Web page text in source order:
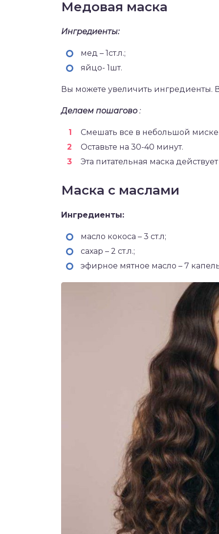
Медовая маска
Ингредиенты:
мед – 1ст.л.;
яйцо- 1шт.
Вы можете увеличить ингредиенты.
Делаем пошагово :
Смешать все в небольшой
Оставьте на 30-40 минут.
Эта питательная маска
Маска с маслами
Ингредиенты:
масло кокоса – 3 ст.л;
сахар – 2 ст.л.;
эфирное мятное масло – 7